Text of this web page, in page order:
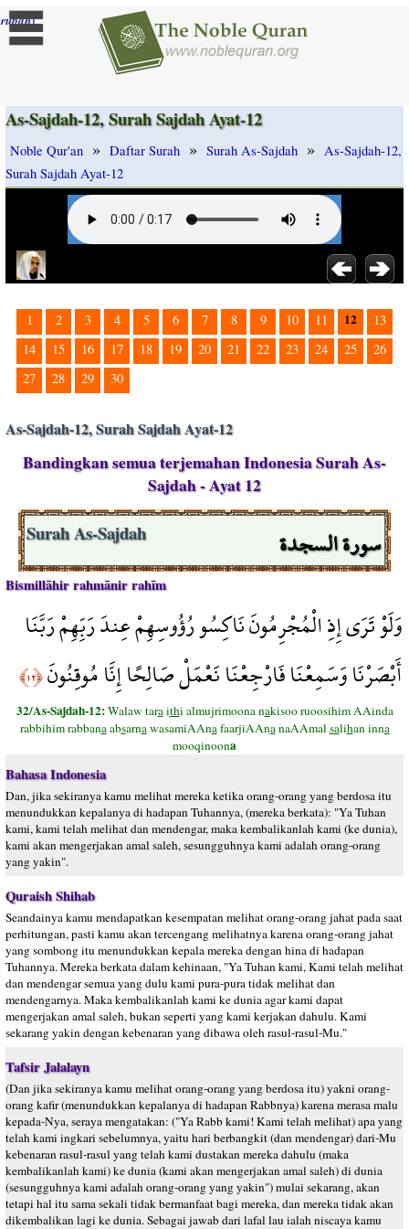
]
As-Sajdah-12, Surah Sajdah Ayat-12
Noble Qur'an » Daftar Surah » Surah As-Sajdah » As-Sajdah-12,
Surah Sajdah Ayat-12
1 2 3 4 5 6 7 8 9 10 11 12
13
14
15 16 17 18 19 20 21 22 23 24 25
26
27
28 29 30
As-Sajdah-12, Surah Sajdah Ayat-12
Bandingkan semua terjemahan Indonesia Surah As-
Sajdah - Ayat 12
سورة السجدة Surah As-Sajdah
Bismillāhir rahmānir rahīm
وَلَوْ تَرَى إِذِ الْمُجْرِمُونَ نَاكِسُو رُؤُوسِهِمْ عِندَ رَبِّهِمْ رَبَّنَا
أَبْصَرْنَا وَسَمِعْنَا فَارْجِعْنَا نَعْمَلْ صَالِحًا إِنَّا مُوقِنُونَ﴿١٢﴾
32/As-Sajdah-12:Walaw taraithi almujrimoona nakisoo ruoosihim AAinda
rabbihim rabbanaabsarnawasamiAAnafaarjiAAnanaAAmalsalihan inna
mooqinoona
Bahasa Indonesia
Dan, jika sekiranya kamu melihat mereka ketika orang-orang yang berdosa itu
menundukkan kepalanya di hadapan Tuhannya, (mereka berkata): "Ya Tuhan
kami, kami telah melihat dan mendengar, maka kembalikanlah kami (ke dunia),
kami akan mengerjakan amal saleh, sesungguhnya kami adalah orang-orang
yang yakin".
Quraish Shihab
Seandainya kamu mendapatkan kesempatan melihat orang-orang jahat pada saat
perhitungan, pasti kamu akan tercengang melihatnya karena orang-orang jahat
yang sombong itu menundukkan kepala mereka dengan hina di hadapan
Tuhannya. Mereka berkata dalam kehinaan, "Ya Tuhan kami, Kami telah melihat
dan mendengar semua yang dulu kami pura-pura tidak melihat dan
mendengarnya. Maka kembalikanlah kami ke dunia agar kami dapat
mengerjakan amal saleh, bukan seperti yang kami kerjakan dahulu. Kami
sekarang yakin dengan kebenaran yang dibawa oleh rasul-rasul-Mu."
Tafsir Jalalayn
(Dan jika sekiranya kamu melihat orang-orang yang berdosa itu) yakni orang-
orang kafir (menundukkan kepalanya di hadapan Rabbnya) karena merasa malu
kepada-Nya, seraya mengatakan: ("Ya Rabb kami! Kami telah melihat) apa yang
telah kami ingkari sebelumnya, yaitu hari berbangkit (dan mendengar) dari-Mu
kebenaran rasul-rasul yang telah kami dustakan mereka dahulu (maka
kembalikanlah kami) ke dunia (kami akan mengerjakan amal saleh) di dunia
(sesungguhnya kami adalah orang-orang yang yakin") mulai sekarang, akan
tetapi hal itu sama sekali tidak bermanfaat bagi mereka, dan mereka tidak akan
dikembalikan lagi ke dunia. Sebagai jawab dari lafal lau ialah niscaya kamu